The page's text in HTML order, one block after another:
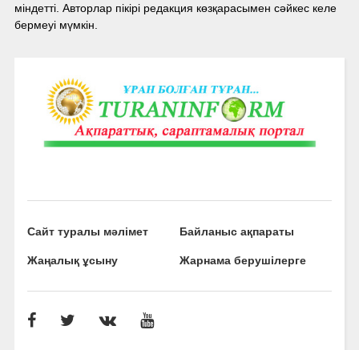
міндетті. Авторлар пікірі редакция көзқарасымен сәйкес келе
бермеуі мүмкін.
Сайт туралы мәлімет Байланыс ақпараты
Жаңалық ұсыну Жарнама берушілерге